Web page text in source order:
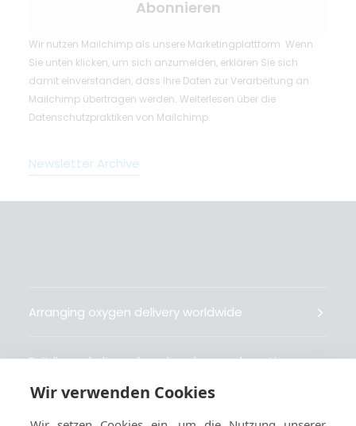
Wir nutzen Mailchimp als unsere Marketingplattform. Wenn
Sie unten klicken, um sich anzumelden, erklären Sie sich
damit einverstanden, dass Ihre Daten zur Verarbeitung an
Mailchimp übertragen werden. Weiterlesen über die
Datenschutzpraktiken von Mailchimp.
Newsletter Archive
Arranging oxygen delivery worldwide
Fait livrer de l’oxygène dans le monde entier
Wir verwenden Cookies